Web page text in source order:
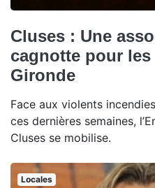
Cluses : Une
cagnotte pour
Gironde
Face aux violents
ces dernières semaines,
Cluses se mobilise.
Locales